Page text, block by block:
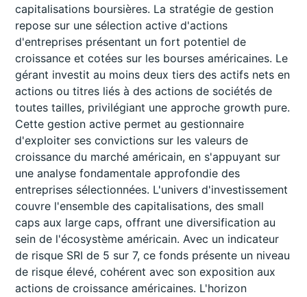
capitalisations boursières. La stratégie de gestion
repose sur une sélection active d'actions
d'entreprises présentant un fort potentiel de
croissance et cotées sur les bourses américaines. Le
gérant investit au moins deux tiers des actifs nets en
actions ou titres liés à des actions de sociétés de
toutes tailles, privilégiant une approche growth pure.
Cette gestion active permet au gestionnaire
d'exploiter ses convictions sur les valeurs de
croissance du marché américain, en s'appuyant sur
une analyse fondamentale approfondie des
entreprises sélectionnées. L'univers d'investissement
couvre l'ensemble des capitalisations, des small
caps aux large caps, offrant une diversification au
sein de l'écosystème américain. Avec un indicateur
de risque SRI de 5 sur 7, ce fonds présente un niveau
de risque élevé, cohérent avec son exposition aux
actions de croissance américaines. L'horizon